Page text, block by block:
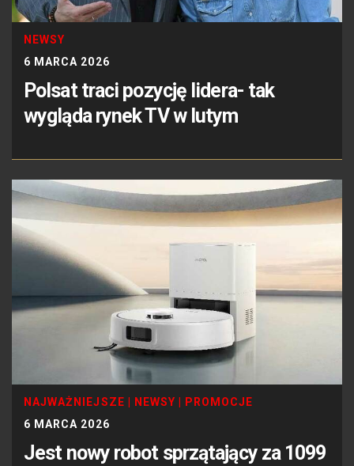
NEWSY
6 MARCA 2026
Polsat traci pozycję lidera- tak
wygląda rynek TV w lutym
NAJWAŻNIEJSZE NEWSY
PROMOCJE
6 MARCA 2026
Jest nowy robot sprzątający za 1099